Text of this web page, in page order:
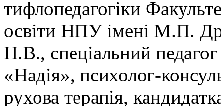
тифлопедагогіки
освіти НПУ імені М.П.
Н.В., спеціальний
«Надія», психолог-
рухова терапія,